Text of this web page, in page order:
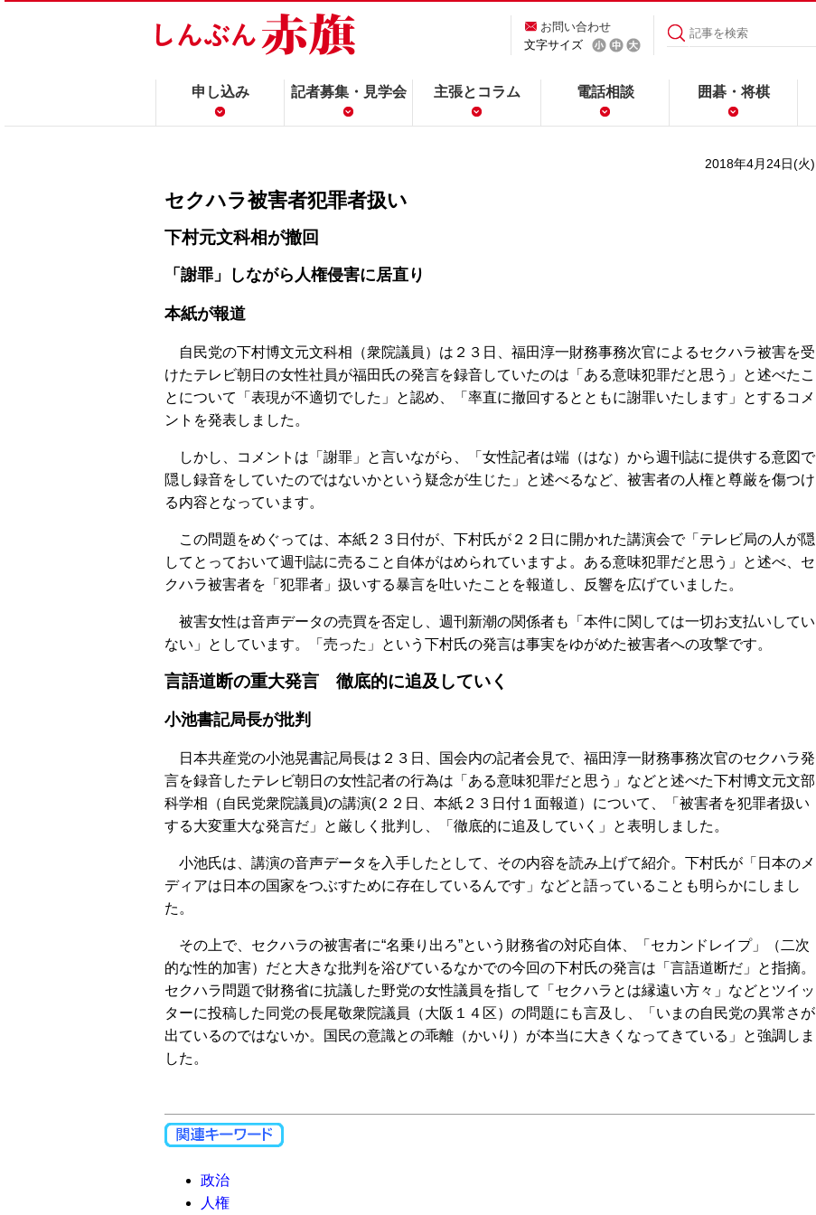
お問い合わせ
文字サイズ
申し込み 記者募集・見学会 主張とコラム 電話相談 囲碁・将棋
2018年4月24日(火)
セクハラ被害者犯罪者扱い
下村元文科相が撤回
「謝罪」しながら人権侵害に居直り
本紙が報道
自民党の下村博文元文科相（衆院議員）は２３日、福田淳一財務事務次官によるセクハラ被害を受
けたテレビ朝日の女性社員が福田氏の発言を録音していたのは「ある意味犯罪だと思う」と述べたこ
とについて「表現が不適切でした」と認め、「率直に撤回するとともに謝罪いたします」とするコメ
ントを発表しました。
しかし、コメントは「謝罪」と言いながら、「女性記者は端（はな）から週刊誌に提供する意図で
隠し録音をしていたのではないかという疑念が生じた」と述べるなど、被害者の人権と尊厳を傷つけ
る内容となっています。
この問題をめぐっては、本紙２３日付が、下村氏が２２日に開かれた講演会で「テレビ局の人が隠
してとっておいて週刊誌に売ること自体がはめられていますよ。ある意味犯罪だと思う」と述べ、セ
クハラ被害者を「犯罪者」扱いする暴言を吐いたことを報道し、反響を広げていました。
被害女性は音声データの売買を否定し、週刊新潮の関係者も「本件に関しては一切お支払いしてい
ない」としています。「売った」という下村氏の発言は事実をゆがめた被害者への攻撃です。
言語道断の重大発言 徹底的に追及していく
小池書記局長が批判
日本共産党の小池晃書記局長は２３日、国会内の記者会見で、福田淳一財務事務次官のセクハラ発
言を録音したテレビ朝日の女性記者の行為は「ある意味犯罪だと思う」などと述べた下村博文元文部
科学相（自民党衆院議員)の講演(２２日、本紙２３日付１面報道）について、「被害者を犯罪者扱い
する大変重大な発言だ」と厳しく批判し、「徹底的に追及していく」と表明しました。
小池氏は、講演の音声データを入手したとして、その内容を読み上げて紹介。下村氏が「日本のメ
ディアは日本の国家をつぶすために存在しているんです」などと語っていることも明らかにしまし
た。
その上で、セクハラの被害者に“名乗り出ろ”という財務省の対応自体、「セカンドレイプ」（二次
的な性的加害）だと大きな批判を浴びているなかでの今回の下村氏の発言は「言語道断だ」と指摘。
セクハラ問題で財務省に抗議した野党の女性議員を指して「セクハラとは縁遠い方々」などとツイッ
ターに投稿した同党の長尾敬衆院議員（大阪１４区）の問題にも言及し、「いまの自民党の異常さが
出ているのではないか。国民の意識との乖離（かいり）が本当に大きくなってきている」と強調しま
した。
政治
人権